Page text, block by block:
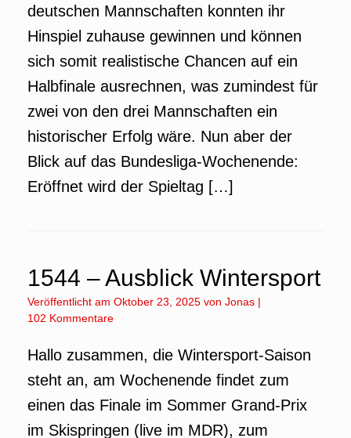
deutschen Mannschaften konnten ihr
Hinspiel zuhause gewinnen und können
sich somit realistische Chancen auf ein
Halbfinale ausrechnen, was zumindest für
zwei von den drei Mannschaften ein
historischer Erfolg wäre. Nun aber der
Blick auf das Bundesliga-Wochenende:
Eröffnet wird der Spieltag […]
1544 – Ausblick Wintersport
Veröffentlicht am Oktober 23, 2025 von Jonas |
102 Kommentare
Hallo zusammen, die Wintersport-Saison
steht an, am Wochenende findet zum
einen das Finale im Sommer Grand-Prix
im Skispringen (live im MDR), zum